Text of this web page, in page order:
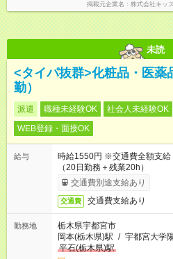
掲載元企業名 株式会社キッ
未読
<タイパ抜群>化粧品・医薬
勤）
派遣 職種未経験OK 社会人未経験OK
WEB登録・面接OK
給与
時給1550円 ※交通費全額支給
（20日勤務＋残業20h）
交通費別途支給あり
交通費 交通費支給あり
勤務地
栃木県宇都宮市
岡本(栃木県)駅 / 宇都宮大学
平石(栃木県)駅